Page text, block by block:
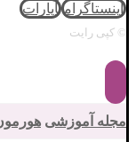
اینستاگرام آپارات
© کپی رایت
مجله آموزشی